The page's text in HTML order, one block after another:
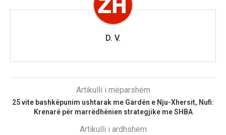
D. V.
Artikulli i mëparshëm
25 vite bashkëpunim ushtarak me Gardën e Nju-Xhersit, Nufi:
Krenarë për marrëdhënien strategjike me SHBA
Artikulli i ardhshëm